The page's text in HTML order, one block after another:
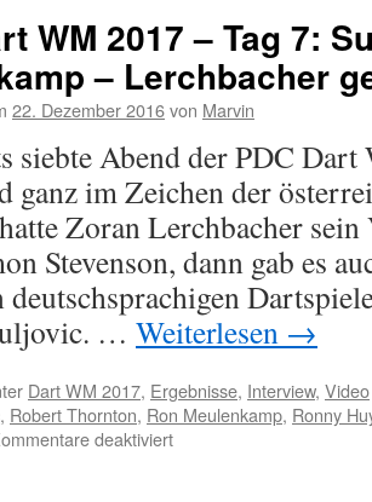
WM 2017 – Tag 7:
– Lerchbacher
22. Dezember 2016von Marvin
siebte Abend der PDC Dart
ganz im Zeichen der
Zoran Lerchbacher
Stevenson, dann gab es
deutschsprachigen
… Weiterlesen →
Dart WM 2017, Ergebnisse, Interview, Video
, Robert Thornton, Ron Meulenkamp, Ronny
deaktiviertfür